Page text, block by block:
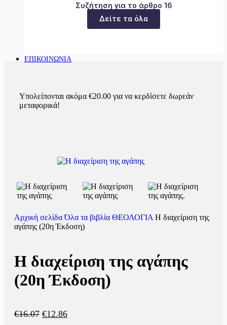
Συζήτηση για το άρθρο 16
Δείτε τα όλα
ΕΠΙΚΟΙΝΩΝΙΑ
Υπολείπονται ακόμα €20.00 για να κερδίσετε δωρεάν
μεταφορικά!
Αρχική σελίδαΌλα τα βιβλία ΘΕΟΛΟΓΙΑ Η διαχείριση της
αγάπης (20η Έκδοση)
Η διαχείριση της αγάπης
(20η Έκδοση)
€16.07 €12.86